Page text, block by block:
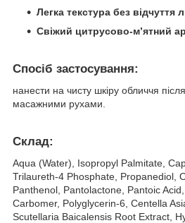
Легка текстура без відчуття
Свіжий цитрусово-м’ятний
Спосіб застосування:
нанести на чисту шкіру обличчя
масажними рухами.
Склад:
Aqua (Water), Isopropyl Palmitate,
Trilaureth-4 Phosphate, Propanediol,
Panthenol, Pantolactone, Pantoic
Carbomer, Polyglycerin-6, Centella
Scutellaria Baicalensis Root Extract,